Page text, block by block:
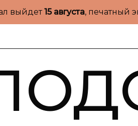
выйдет15 августа, печатный